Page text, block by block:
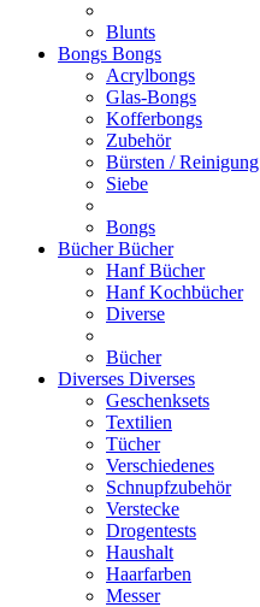
Blunts
Bongs Bongs
Acrylbongs
Glas-Bongs
Kofferbongs
Zubehör
Bürsten / Reinigung
Siebe
Bongs
BücherBücher
Hanf Bücher
Hanf Kochbücher
Diverse
Bücher
Diverses Diverses
Geschenksets
Textilien
Tücher
Verschiedenes
Schnupfzubehör
Verstecke
Drogentests
Haushalt
Haarfarben
Messer